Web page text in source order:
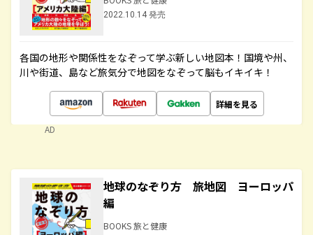
2022.10.14 発売
各国の地形や関係性をなぞって学ぶ新しい地図本！国境や州、
川や街道、島など旅気分で地図をなぞって脳もイキイキ！
詳細を見る
AD
地球のなぞり方 旅地図 ヨーロッパ
編
BOOKS 旅と健康